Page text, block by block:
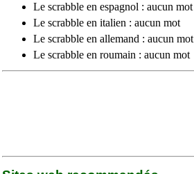
Le scrabble en espagnol : aucun mot
Le scrabble en italien : aucun mot
Le scrabble en allemand : aucun mot
Le scrabble en roumain : aucun mot